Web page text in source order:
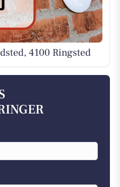
4100 Ringsted